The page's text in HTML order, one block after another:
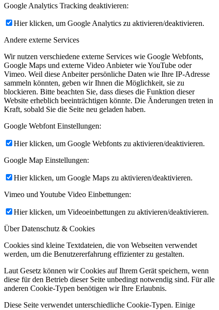
Google Analytics Tracking deaktivieren:
Hier klicken, um Google Analytics zu aktivieren/deaktivieren.
Andere externe Services
Wir nutzen verschiedene externe Services wie Google Webfonts,
Google Maps und externe Video Anbieter wie YouTube oder
Vimeo. Weil diese Anbeiter persönliche Daten wie Ihre IP-Adresse
sammeln könnten, geben wir Ihnen die Möglichkeit, sie zu
blockieren. Bitte beachten Sie, dass dieses die Funktion dieser
Website erheblich beeinträchtigen könnte. Die Änderungen treten in
Kraft, sobald Sie die Seite neu geladen haben.
Google Webfont Einstellungen:
Hier klicken, um Google Webfonts zu aktivieren/deaktivieren.
Google Map Einstellungen:
Hier klicken, um Google Maps zu aktivieren/deaktivieren.
Vimeo und Youtube Video Einbettungen:
Hier klicken, um Videoeinbettungen zu aktivieren/deaktivieren.
Über Datenschutz & Cookies
Cookies sind kleine Textdateien, die von Webseiten verwendet
werden, um die Benutzererfahrung effizienter zu gestalten.
Laut Gesetz können wir Cookies auf Ihrem Gerät speichern, wenn
diese für den Betrieb dieser Seite unbedingt notwendig sind. Für alle
anderen Cookie-Typen benötigen wir Ihre Erlaubnis.
Diese Seite verwendet unterschiedliche Cookie-Typen. Einige